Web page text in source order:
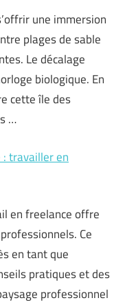
une immersion
plages de sable
Le décalage
biologique. En
cette île des
…
travailler en
en freelance offre
Ce
en tant que
pratiques et des
professionnel